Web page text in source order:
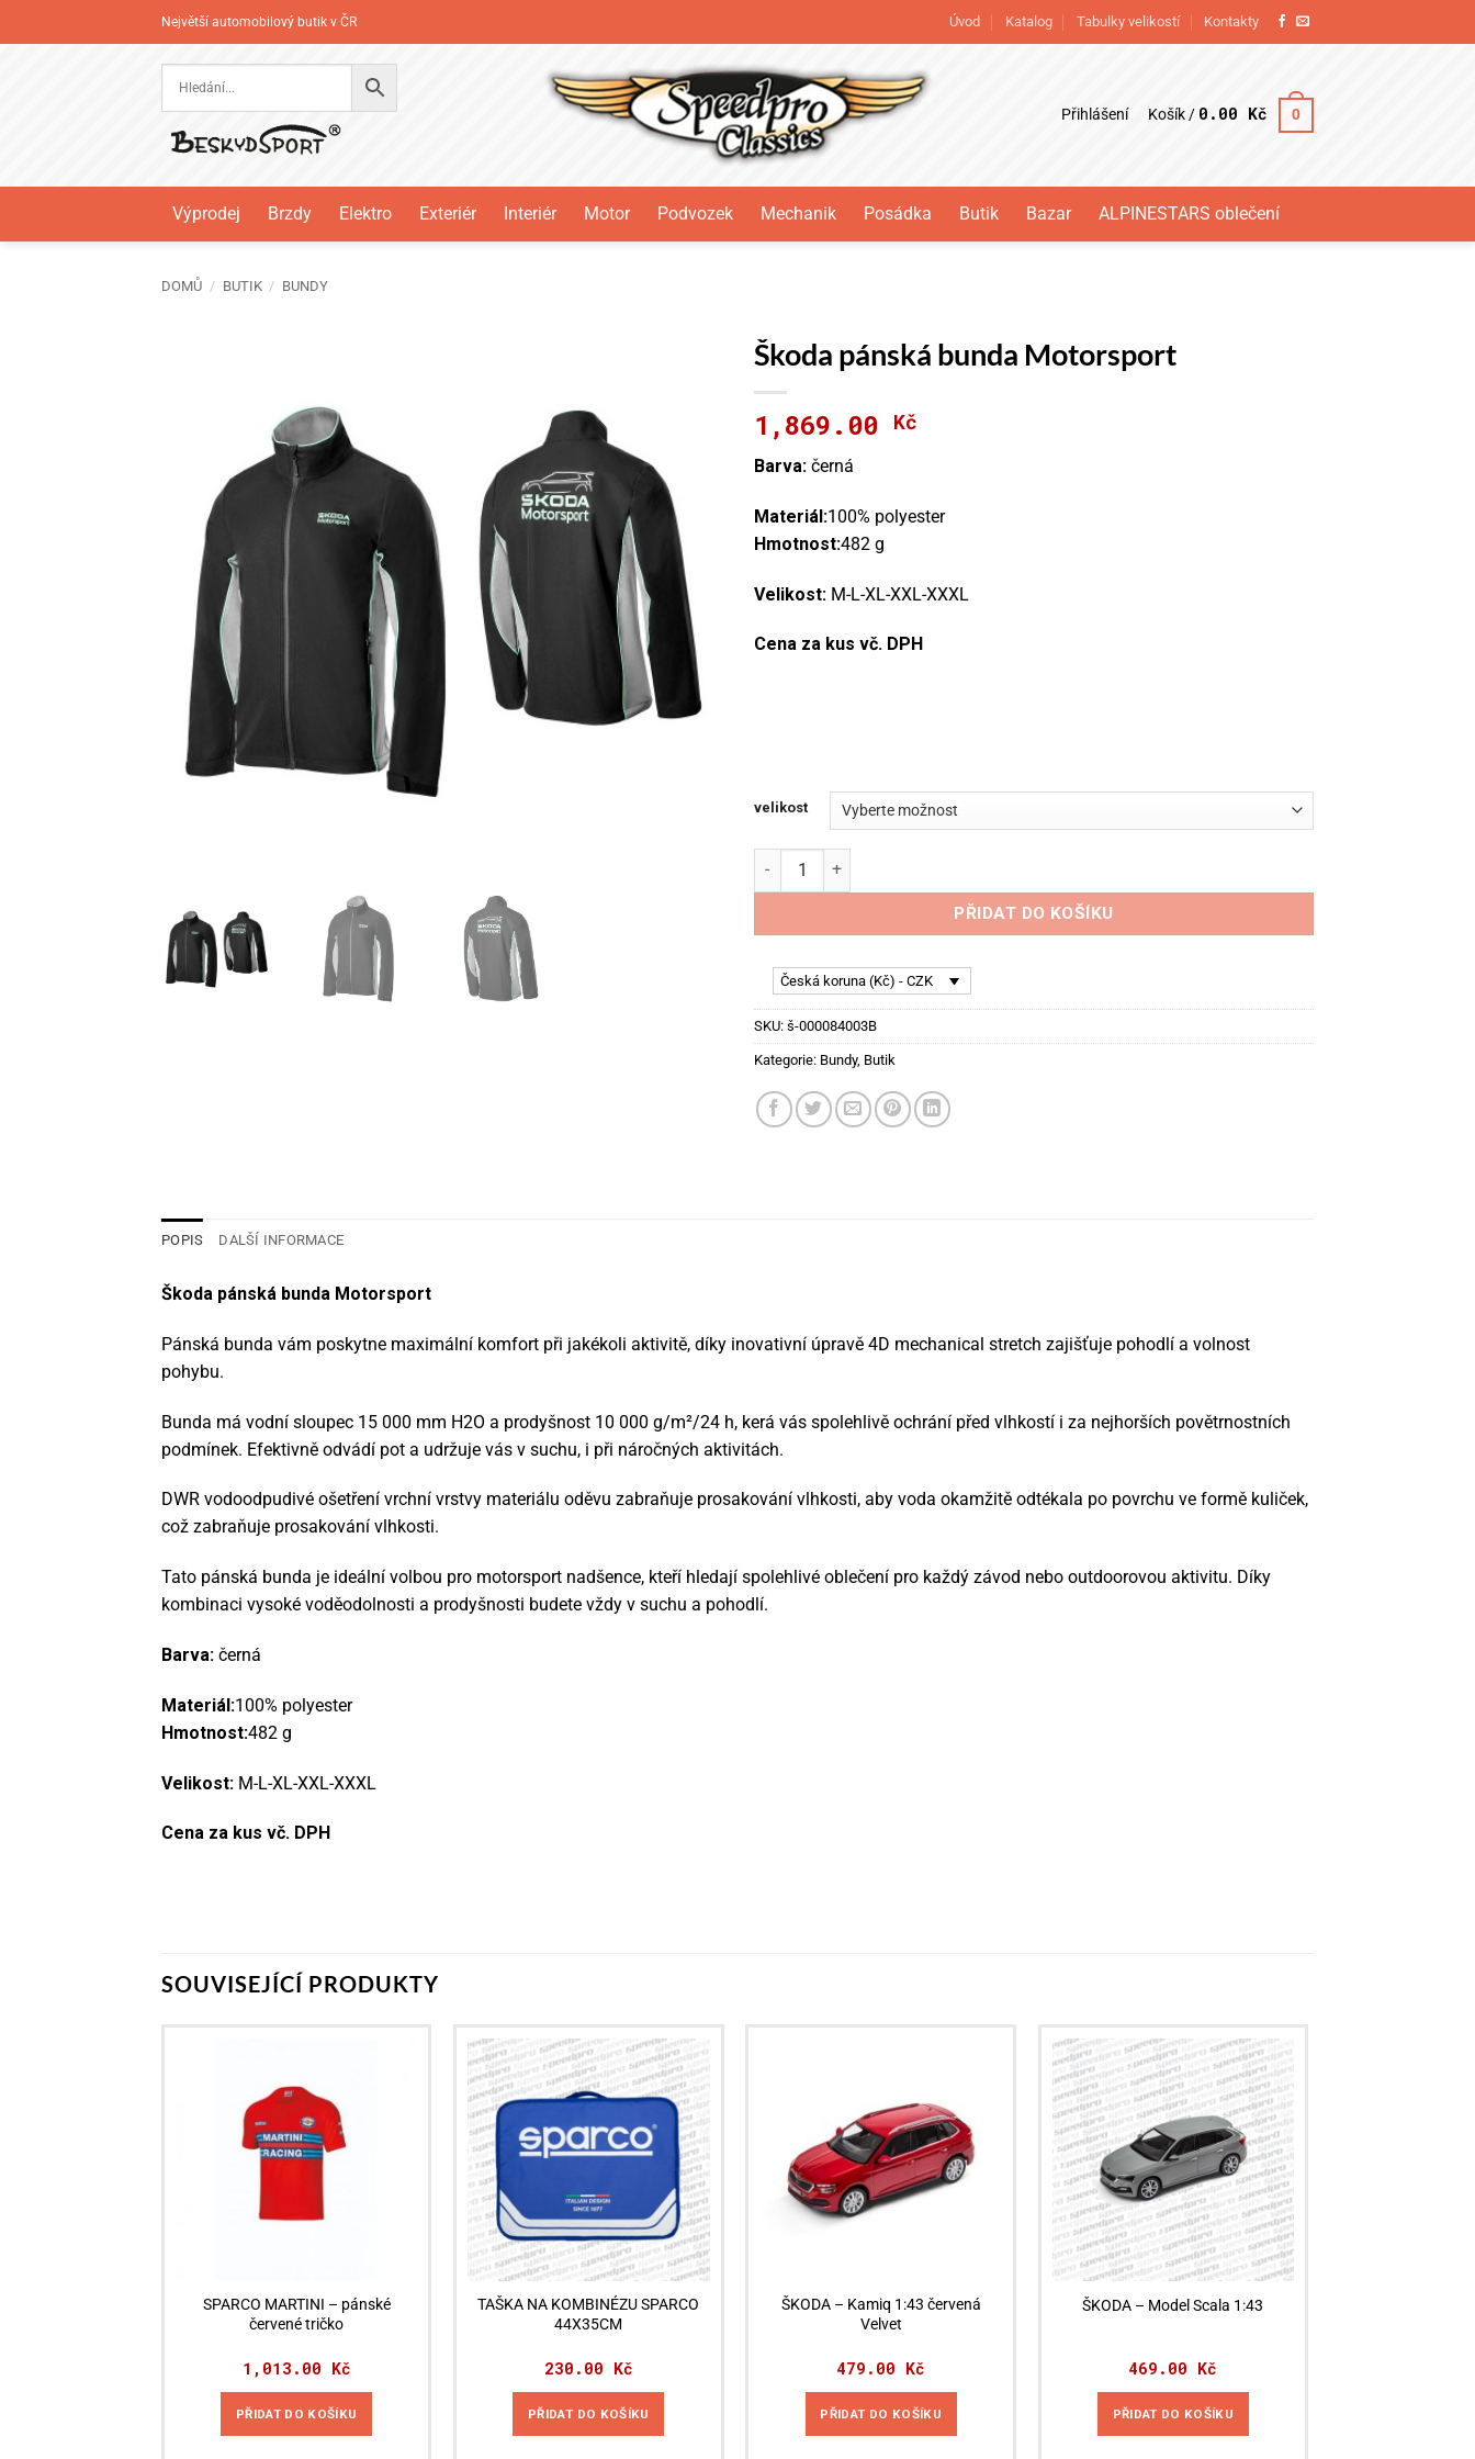
na
Největší automobilový butik v ČR Úvod Katalog Tabulky velikostí Kontakty
Přihlášení Košík / 0.00 Kč 0
Výprodej Brzdy Elektro Exteriér Interiér Motor Podvozek Mechanik Posádka Butik Bazar ALPINESTARS oblečení
DOMŮ / BUTIK / BUNDY
Škoda pánská bunda Motorsport
1,869.00 Kč
Barva: černá
Materiál:100% polyester
Hmotnost:482 g
Velikost: M-L-XL-XXL-XXXL
Cena za kus vč. DPH
velikost
Škoda pánská bunda Motorsport množství
PŘIDAT DO KOŠÍKU
Česká koruna (Kč) - CZK
SKU: š-000084003B
Kategorie: Bundy, Butik
POPIS DALŠÍ INFORMACE
Škoda pánská bunda Motorsport
Pánská bunda vám poskytne maximální komfort při jakékoli aktivitě, díky inovativní úpravě 4D mechanical stretch zajišťuje pohodlí a volnost
pohybu.
Bunda má vodní sloupec 15 000 mm H2O a prodyšnost 10 000 g/m²/24 h, kerá vás spolehlivě ochrání před vlhkostí i za nejhorších povětrnostních
podmínek. Efektivně odvádí pot a udržuje vás v suchu, i při náročných aktivitách.
DWR vodoodpudivé ošetření vrchní vrstvy materiálu oděvu zabraňuje prosakování vlhkosti, aby voda okamžitě odtékala po povrchu ve formě kuliček,
což zabraňuje prosakování vlhkosti.
Tato pánská bunda je ideální volbou pro motorsport nadšence, kteří hledají spolehlivé oblečení pro každý závod nebo outdoorovou aktivitu. Díky
kombinaci vysoké voděodolnosti a prodyšnosti budete vždy v suchu a pohodlí.
Barva: černá
Materiál:100% polyester
Hmotnost:482 g
Velikost: M-L-XL-XXL-XXXL
Cena za kus vč. DPH
SOUVISEJÍCÍ PRODUKTY
SPARCO MARTINI – pánské
červené tričko
1,013.00 Kč
PŘIDAT DO KOŠÍKU
TAŠKA NA KOMBINÉZU SPARCO
44X35CM
230.00 Kč
PŘIDAT DO KOŠÍKU
ŠKODA – Kamiq 1:43 červená
Velvet
479.00 Kč
PŘIDAT DO KOŠÍKU
ŠKODA – Model Scala 1:43
469.00 Kč
PŘIDAT DO KOŠÍKU